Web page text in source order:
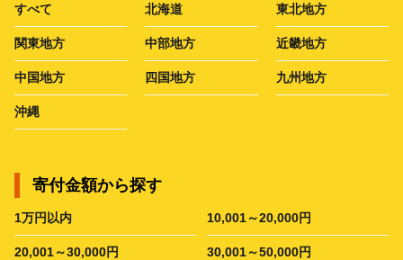
すべて 北海道 東北地方
関東地方 中部地方 近畿地方
中国地方 四国地方 九州地方
沖縄
寄付金額から探す
1万円以内 10,001～20,000円
20,001～30,000円 30,001～50,000円